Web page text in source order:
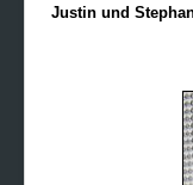
Justin und